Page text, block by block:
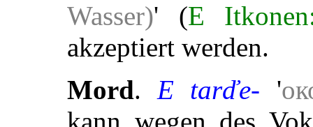
Wasser)' (E
akzeptiert werden.
Mord.E tarďe- '